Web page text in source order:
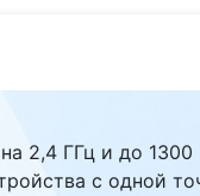
2,4 ГГц и до
с одной